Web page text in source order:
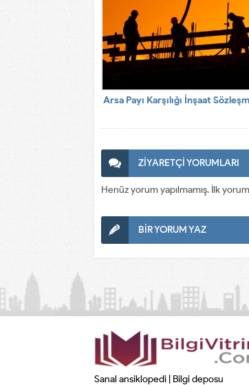
Arsa Payı Karşılığı İnşaat
ZİYARETÇİ YORUMLARI
Henüz yorum yapılmamış. İlk
BİR YORUM YAZ
Sanal ansiklopedi | Bilgi deposu